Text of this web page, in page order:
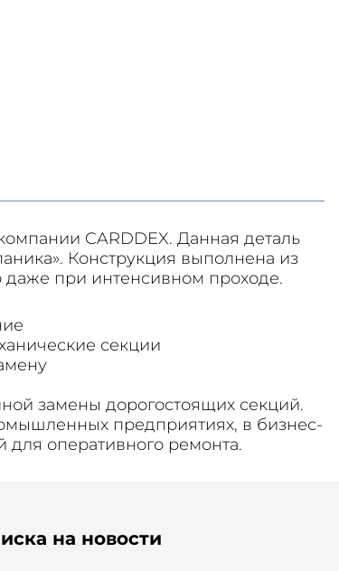
CARDDEX. Данная деталь
Конструкция выполнена из
даже при интенсивном проходе.
секции
замены дорогостоящих секций.
предприятиях, в бизнес-
для оперативного ремонта.
на новости